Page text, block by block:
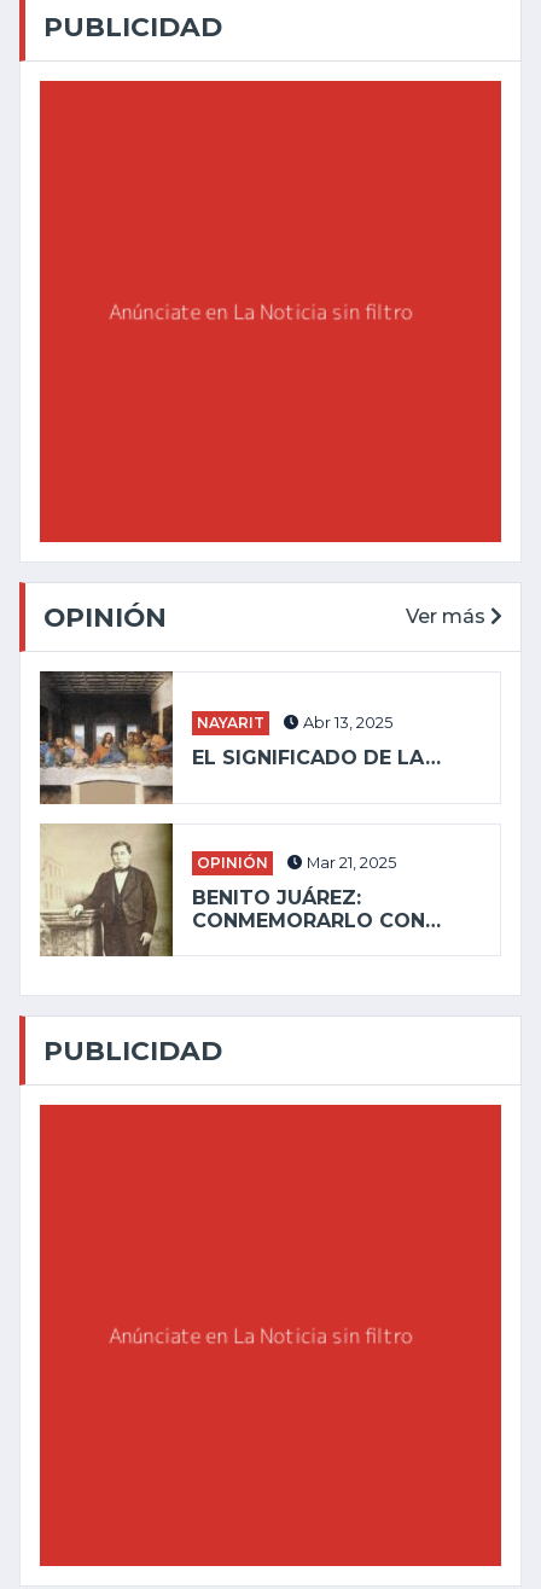
PUBLICIDAD
OPINIÓN Ver más
NAYARIT Abr 13, 2025
EL SIGNIFICADO DE LA…
OPINIÓN Mar 21, 2025
BENITO JUÁREZ:
CONMEMORARLO CON…
PUBLICIDAD